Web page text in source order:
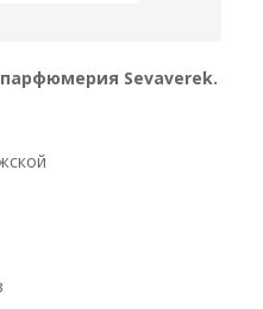
Sevaverek.